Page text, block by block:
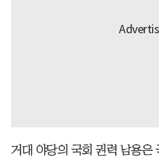
거대 야당의 국회 권력 남용은